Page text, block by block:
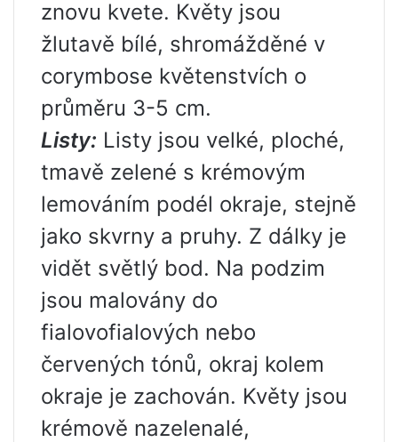
znovu kvete. Květy jsou
žlutavě bílé, shromážděné v
corymbose květenstvích o
průměru 3-5 cm.
Listy: Listy jsou velké, ploché,
tmavě zelené s krémovým
lemováním podél okraje, stejně
jako skvrny a pruhy. Z dálky je
vidět světlý bod. Na podzim
jsou malovány do
fialovofialových nebo
červených tónů, okraj kolem
okraje je zachován. Květy jsou
krémově nazelenalé,